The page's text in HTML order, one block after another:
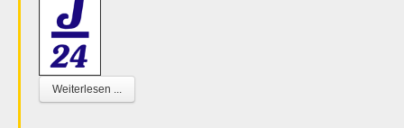
Weiterlesen ...